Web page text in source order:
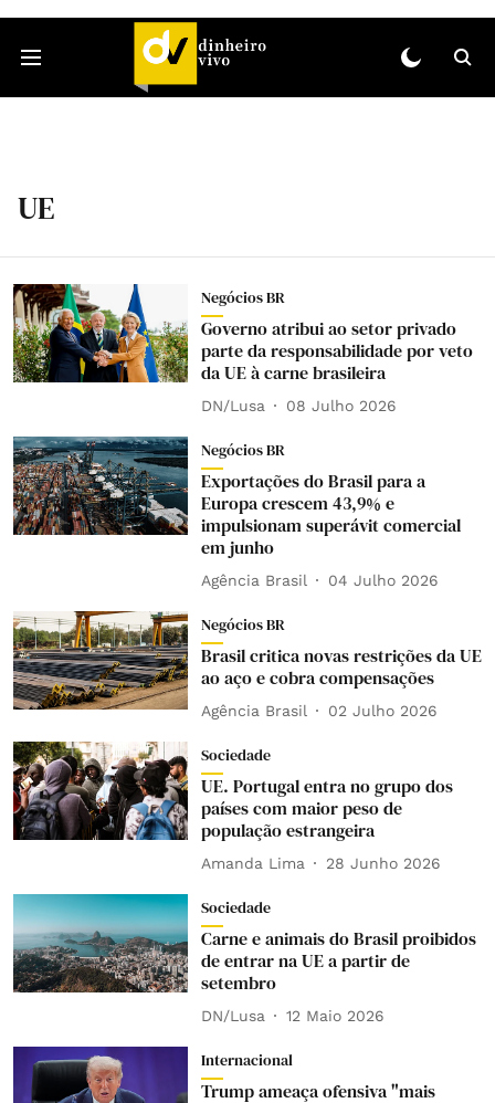
UE
Negócios BR
Governo atribui ao setor privado
parte da responsabilidade por veto
da UE à carne brasileira
DN/Lusa 08 Julho 2026
Negócios BR
Exportações do Brasil para a
Europa crescem 43,9% e
impulsionam superávit comercial
em junho
Agência Brasil 04 Julho 2026
Negócios BR
Brasil critica novas restrições da UE
ao aço e cobra compensações
Agência Brasil 02 Julho 2026
Sociedade
UE. Portugal entra no grupo dos
países com maior peso de
população estrangeira
Amanda Lima 28 Junho 2026
Sociedade
Carne e animais do Brasil proibidos
de entrar na UE a partir de
setembro
DN/Lusa 12 Maio 2026
Internacional
Trump ameaça ofensiva "mais